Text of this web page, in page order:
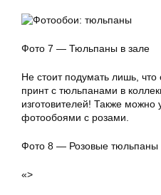
Фото 7 — Тюльпаны в зале
Не стоит подумать лишь, что
принт с тюльпанами в
изготовителей! Также можно
фотообоями с розами.
Фото 8 — Розовые тюльпаны
«>